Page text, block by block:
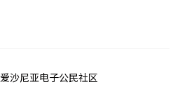
爱沙尼亚电子公民社区